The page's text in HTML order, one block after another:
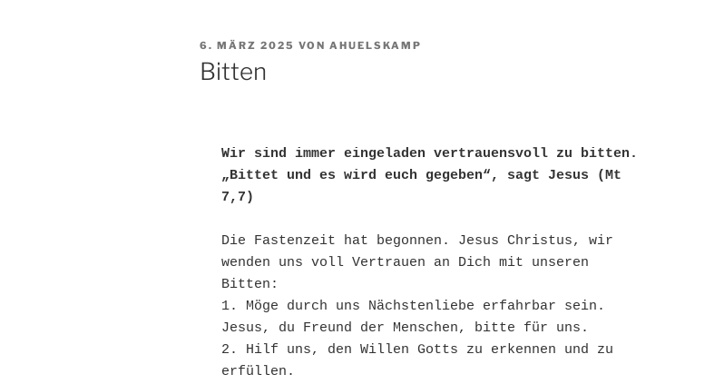
VERÖFFENTLICHT
AM
6. MÄRZ 2025 VON AHUELSKAMP
Bitten
Wir sind immer eingeladen vertrauensvoll zu bitten.
„Bittet und es wird euch gegeben“, sagt Jesus (Mt
7,7)
Die Fastenzeit hat begonnen. Jesus Christus, wir
wenden uns voll Vertrauen an Dich mit unseren
Bitten:
1. Möge durch uns Nächstenliebe erfahrbar sein.
Jesus, du Freund der Menschen, bitte für uns.
2. Hilf uns, den Willen Gotts zu erkennen und zu
erfüllen.